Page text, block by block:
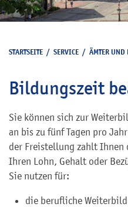
STARTSEITE / SERVICE / ÄMTER UND
Bildungszeit
Sie können sich zur
an bis zu fünf Tagen pro
der Freistellung zahlt
Ihren Lohn, Gehalt oder
Sie nutzen für:
die berufliche